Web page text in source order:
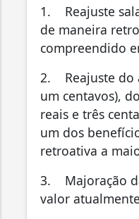
1. Reajuste
de maneira
compreendido
2. Reajuste do
um centavos),
reais e três
um dos
retroativa a
3. Majoração
valor